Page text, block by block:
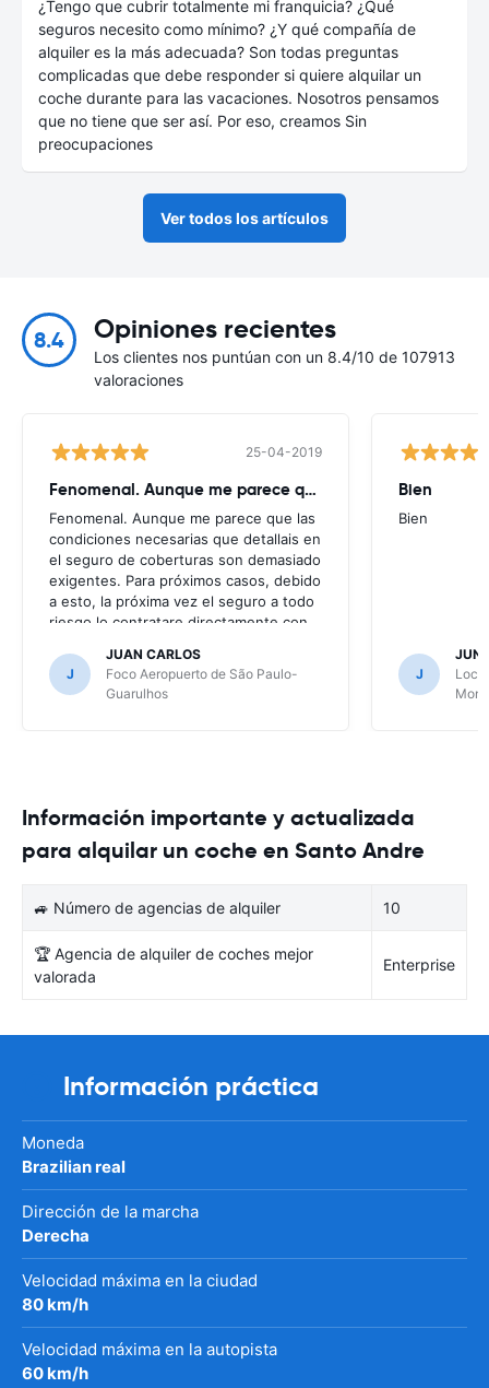
¿Tengo que cubrir totalmente mi franquicia? ¿Qué
seguros necesito como mínimo? ¿Y qué compañía de
alquiler es la más adecuada? Son todas preguntas
complicadas que debe responder si quiere alquilar un
coche durante para las vacaciones. Nosotros pensamos
que no tiene que ser así. Por eso, creamos Sin
preocupaciones
Ver todos los artículos
8.4 Opiniones recientes
Los clientes nos puntúan con un 8.4/10 de 107913
valoraciones
25-04-2019
Fenomenal. Aunque me parece que
Fenomenal. Aunque me parece que las
condiciones necesarias que detallais en
el seguro de coberturas son demasiado
exigentes. Para próximos casos, debido
a esto, la próxima vez el seguro a todo
riesgo lo contratare directamente con
J
JUAN CARLOS
Foco Aeropuerto de São Paulo-
Guarulhos
Bien
Bien
J
JUNE
Información importante y actualizada
para alquilar un coche en Santo Andre
🚙 Número de agencias de alquiler 10
🏆 Agencia de alquiler de coches mejor
valorada
Enterprise
Información práctica
Moneda
Brazilian real
Dirección de la marcha
Derecha
Velocidad máxima en la ciudad
80 km/h
Velocidad máxima en la autopista
60 km/h